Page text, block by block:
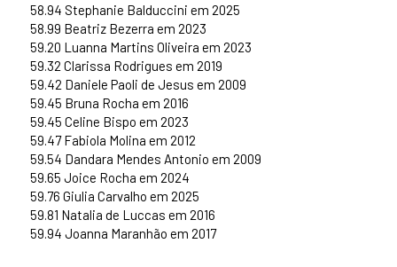
58.94 Stephanie Balduccini em 2025
58.99 Beatriz Bezerra em 2023
59.20 Luanna Martins Oliveira em 2023
59.32 Clarissa Rodrigues em 2019
59.42 Daniele Paoli de Jesus em 2009
59.45 Bruna Rocha em 2016
59.45 Celine Bispo em 2023
59.47 Fabiola Molina em 2012
59.54 Dandara Mendes Antonio em 2009
59.65 Joice Rocha em 2024
59.76 Giulia Carvalho em 2025
59.81 Natalia de Luccas em 2016
59.94 Joanna Maranhão em 2017